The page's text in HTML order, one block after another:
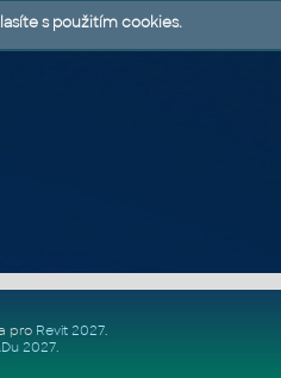
pro Revit 2027.
2027.
s použitím cookies.